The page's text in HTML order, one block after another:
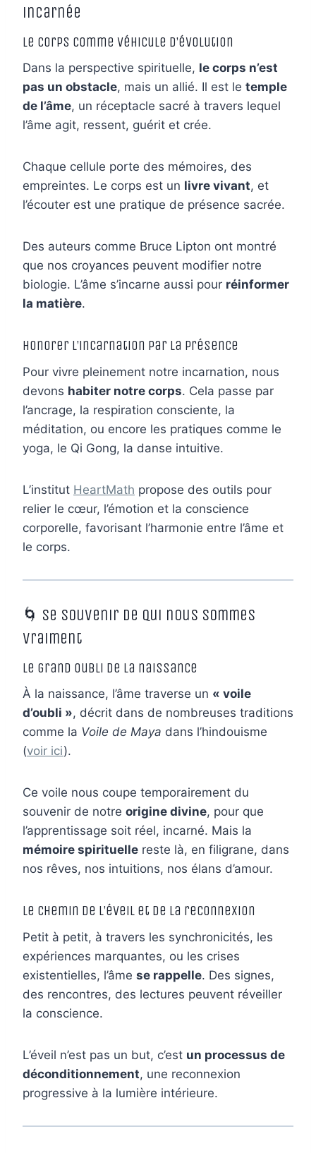
incarnée
Le corps comme véhicule d’évolution
Dans la perspective spirituelle, le corps n’est
pas un obstacle, mais un allié. Il est le temple
de l’âme, un réceptacle sacré à travers lequel
l’âme agit, ressent, guérit et crée.
Chaque cellule porte des mémoires, des
empreintes. Le corps est un livre vivant, et
l’écouter est une pratique de présence sacrée.
Des auteurs comme Bruce Lipton ont montré
que nos croyances peuvent modifier notre
biologie. L’âme s’incarne aussi pour réinformer
la matière.
Honorer l’incarnation par la présence
Pour vivre pleinement notre incarnation, nous
devons habiter notre corps. Cela passe par
l’ancrage, la respiration consciente, la
méditation, ou encore les pratiques comme le
yoga, le Qi Gong, la danse intuitive.
L’institut HeartMath propose des outils pour
relier le cœur, l’émotion et la conscience
corporelle, favorisant l’harmonie entre l’âme et
le corps.
🌀 Se souvenir de qui nous sommes
vraiment
Le grand oubli de la naissance
À la naissance, l’âme traverse un « voile
d’oubli », décrit dans de nombreuses traditions
comme la Voile de Maya dans l’hindouisme
(voir ici).
Ce voile nous coupe temporairement du
souvenir de notre origine divine, pour que
l’apprentissage soit réel, incarné. Mais la
mémoire spirituelle reste là, en filigrane, dans
nos rêves, nos intuitions, nos élans d’amour.
Le chemin de l’éveil et de la reconnexion
Petit à petit, à travers les synchronicités, les
expériences marquantes, ou les crises
existentielles, l’âme se rappelle. Des signes,
des rencontres, des lectures peuvent réveiller
la conscience.
L’éveil n’est pas un but, c’est un processus de
déconditionnement, une reconnexion
progressive à la lumière intérieure.